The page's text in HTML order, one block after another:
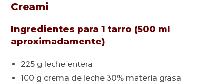
Creami
Ingredientes para 1 tarro (500 ml
aproximadamente)
225 g leche entera
100 g crema de leche 30% materia grasa